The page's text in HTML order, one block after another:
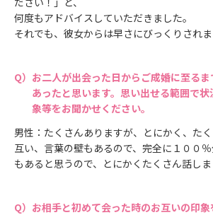
何度もアドバイスしていただきました。
それでも、彼女からは早さにびっくりされま
お二人が出会った日からご成婚に至る
あったと思います。思い出せる範囲で
象等をお聞かせください。
男性：たくさんありますが、とにかく、た
互い、言葉の壁もあるので、完全に１００
もあると思うので、とにかくたくさん話しま
お相手と初めて会った時のお互いの印象